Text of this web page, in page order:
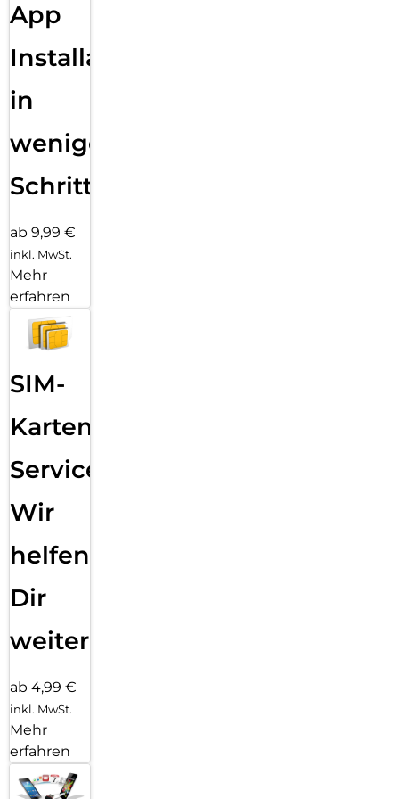
Reduktion von 2022-2024 gemessen durch Vergleich
ausgewählter Produkte aus dem PanzerGlass Kernsortiment.
App
Installation
in
wenigen
Schritten
ab 9,99 €
inkl. MwSt.
Mehr
erfahren
SIM-
Karten
Service:
Wir
helfen
Dir
weiter
ab 4,99 €
inkl. MwSt.
Mehr
erfahren